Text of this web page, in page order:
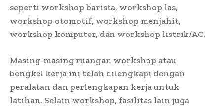
seperti workshop barista, workshop las,
workshop otomotif, workshop menjahit,
workshop komputer, dan workshop listrik/AC.
Masing-masing ruangan workshop atau
bengkel kerja ini telah dilengkapi dengan
peralatan dan perlengkapan kerja untuk
latihan. Selain workshop, fasilitas lain juga